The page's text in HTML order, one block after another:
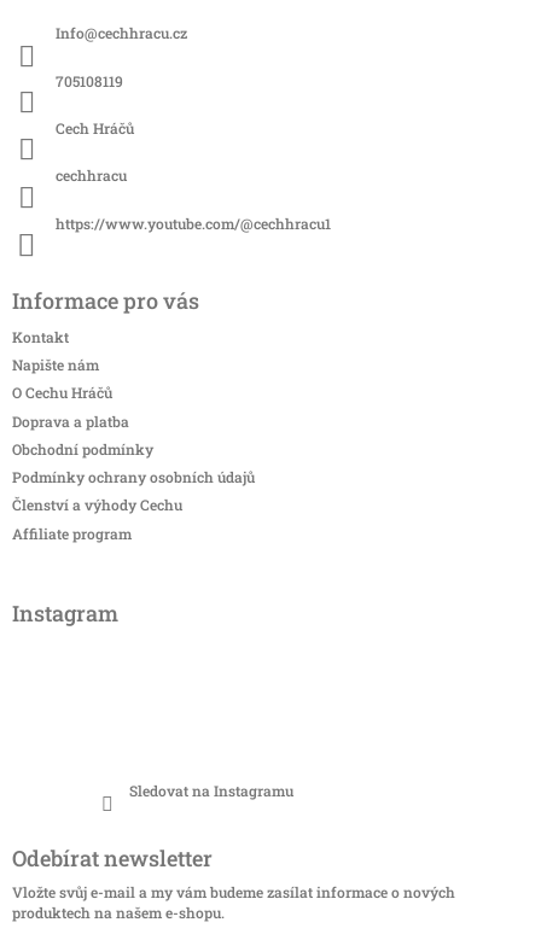
Info@cechhracu.cz
705108119
Cech Hráčů
cechhracu
https://www.youtube.com/@cechhracu1
Informace pro vás
Kontakt
Napište nám
O Cechu Hráčů
Doprava a platba
Obchodní podmínky
Podmínky ochrany osobních údajů
Členství a výhody Cechu
Affiliate program
Instagram
Sledovat na Instagramu
Odebírat newsletter
Vložte svůj e-mail a my vám budeme zasílat informace o nových
produktech na našem e-shopu.